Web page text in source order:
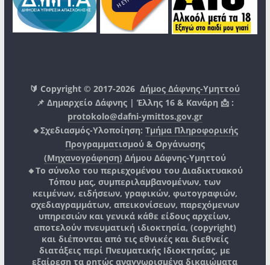
🔰 Copyright © 2017-2026Δήμος Δάφνης-Υμηττού
📌 Δημαρχείο Δάφνης | Έλλης 16 & Κανάρη 📩 :
protokolo@dafni-ymittos.gov.gr
🔹Σχεδιασμός-Υλοποίηση: Τμήμα Πληροφορικής
Προγραμματισμού & Οργάνωσης
(Μηχανογράφηση) Δήμου Δάφνης-Υμηττού
🔸Το σύνολο του περιεχομένου του Διαδικτυακού
Τόπου μας, συμπεριλαμβανομένων, των
κειμένων, ειδήσεων, γραφικών, φωτογραφιών,
σχεδιαγραμμάτων, απεικονίσεων, παρεχόμενων
υπηρεσιών και γενικά κάθε είδους αρχείων,
αποτελούν πνευματική ιδιοκτησία, (copyright)
και διέπονται από τις εθνικές και διεθνείς
διατάξεις περί Πνευματικής Ιδιοκτησίας, με
εξαίρεση τα ρητώς αναγνωρισμένα δικαιώματα